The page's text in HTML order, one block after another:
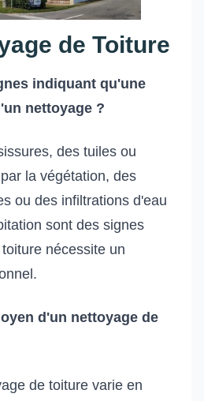
de Toiture
indiquant qu'une
nettoyage ?
des tuiles ou
la végétation, des
ou des infiltrations d'eau
sont des signes
nécessite un
d'un nettoyage de
de toiture varie en